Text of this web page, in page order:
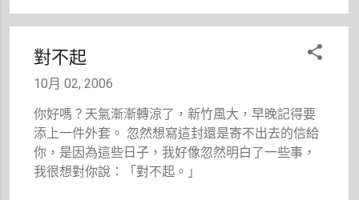
豪哥工作做
來，加上阿
又在愛吃鬼
盧大中的推
翻之下，我
對不起
10月 02, 2006
你好嗎？天氣漸漸轉涼了，新竹風大，早晚記得要
添上一件外套。 忽然想寫這封還是寄不出去的信給
你，是因為這些日子，我好像忽然明白了一些事，
我很想對你說：「對不起。」